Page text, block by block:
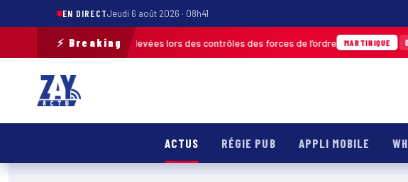
EN DIRECTJeudi 6 août 2026 · 08h41
⚡ Breaking
de 120 infractions relevées lors des contrôles des forces de l’ordre MARTINIQUE 04/08 ·
ACTUS RÉGIE PUB APPLI MOBILE